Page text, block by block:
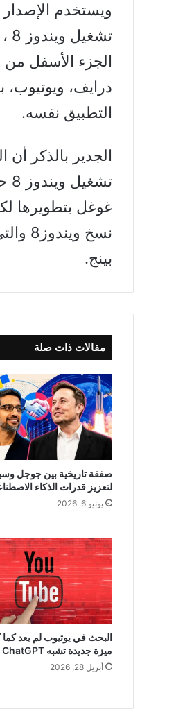
ويستخدم
الجزء الأسفل
درايف، ويوتيوب،
التطبيق نفسه.
الجدير بالذكر
غوغل بتطويرها
بينج.
مقالات ذات صلة
صفقة تاريخية بين جوجل
لتعزيز قدرات الذكاء
يونيو 6, 2026
البحث في يوتيوب لم يعد
ميزة جديدة تشبه ChatGPT
أبريل 28, 2026